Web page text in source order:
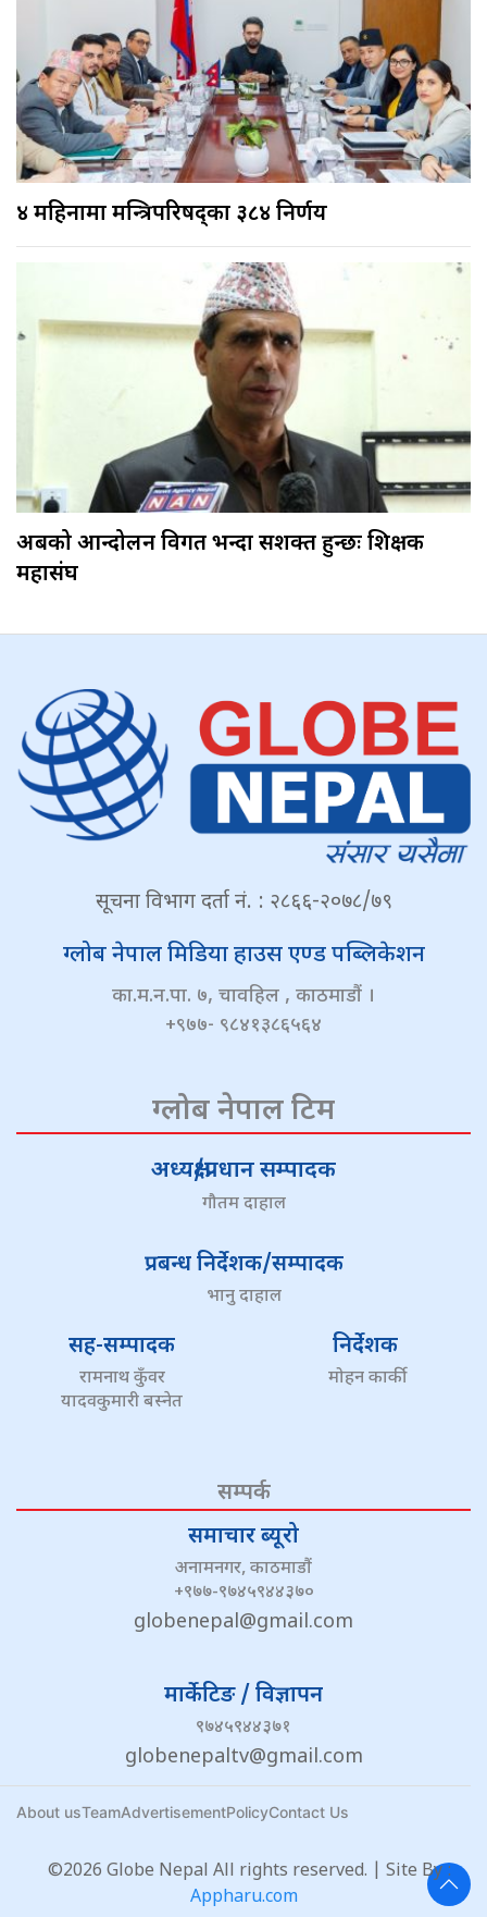
४ महिनामा मन्त्रिपरिषद्का ३८४ निर्णय
अबको आन्दोलन विगत भन्दा सशक्त हुन्छः शिक्षक
महासंघ
सूचना विभाग दर्ता नं. : २८६६-२०७८/७९
ग्लोब नेपाल मिडिया हाउस एण्ड पब्लिकेशन
का.म.न.पा. ७, चावहिल , काठमाडौं ।
+९७७- ९८४१३८६५६४
ग्लोब नेपाल टिम
अध्यक्ष/प्रधान सम्पादक
गौतम दाहाल
प्रबन्ध निर्देशक/सम्पादक
भानु दाहाल
सह-सम्पादक
रामनाथ कुँवर
यादवकुमारी बस्नेत
निर्देशक
मोहन कार्की
सम्पर्क
समाचार ब्यूरो
अनामनगर, काठमाडौं
+९७७-९७४५९४४३७०
globenepal@gmail.com
मार्केटिङ / विज्ञापन
९७४५९४४३७१
globenepaltv@gmail.com
About usTeamAdvertisementPolicyContact Us
©2026 Globe Nepal All rights reserved. | Site By :
Appharu.com